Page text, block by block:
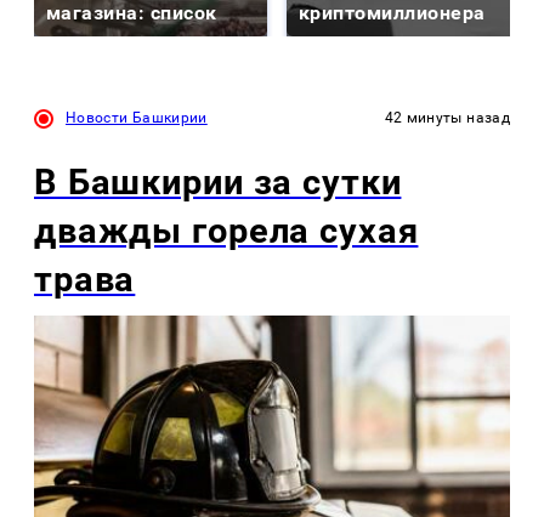
магазина: список
криптомиллионера
Новости Башкирии 42 минуты назад
В Башкирии за сутки
дважды горела сухая
трава